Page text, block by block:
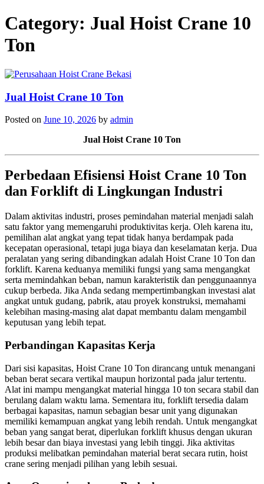
Category: Jual Hoist Crane 10
Ton
Jual Hoist Crane 10 Ton
Posted on June 10, 2026 by admin
Jual Hoist Crane 10 Ton
Perbedaan Efisiensi Hoist Crane 10 Ton
dan Forklift di Lingkungan Industri
Dalam aktivitas industri, proses pemindahan material menjadi salah
satu faktor yang memengaruhi produktivitas kerja. Oleh karena itu,
pemilihan alat angkat yang tepat tidak hanya berdampak pada
kecepatan operasional, tetapi juga biaya dan keselamatan kerja. Dua
peralatan yang sering dibandingkan adalah Hoist Crane 10 Ton dan
forklift. Karena keduanya memiliki fungsi yang sama mengangkat
serta memindahkan beban, namun karakteristik dan penggunaannya
cukup berbeda. Jika Anda sedang mempertimbangkan investasi alat
angkat untuk gudang, pabrik, atau proyek konstruksi, memahami
kelebihan masing-masing alat dapat membantu dalam mengambil
keputusan yang lebih tepat.
Perbandingan Kapasitas Kerja
Dari sisi kapasitas, Hoist Crane 10 Ton dirancang untuk menangani
beban berat secara vertikal maupun horizontal pada jalur tertentu.
Alat ini mampu mengangkat material hingga 10 ton secara stabil dan
berulang dalam waktu lama. Sementara itu, forklift tersedia dalam
berbagai kapasitas, namun sebagian besar unit yang digunakan
memiliki kemampuan angkat yang lebih rendah. Untuk mengangkat
beban yang sangat berat, diperlukan forklift khusus dengan ukuran
lebih besar dan biaya investasi yang lebih tinggi. Jika aktivitas
produksi melibatkan pemindahan material berat secara rutin, hoist
crane sering menjadi pilihan yang lebih sesuai.